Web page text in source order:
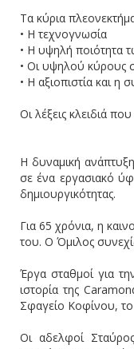
Τα κύρια
• Η τεχνογνωσία
• H υψηλή ποιότητα
• Οι υψηλού κύρους
• Η αξιοπιστία και
Οι λέξεις κλειδιά
Η δυναμική
σε ένα εργασιακό
δημιουργικότητας.
Για 65 χρόνια, η
του. Ο Όμιλος
Έργα σταθμοί για
ιστορία της
Σφαγείο Κοφίνου, το
Οι αδελφοί